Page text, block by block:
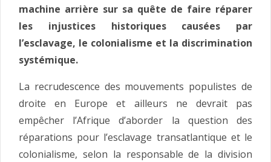
machine arrière sur sa quête de faire réparer
les injustices historiques causées par
l’esclavage, le colonialisme et la discrimination
systémique.
La recrudescence des mouvements populistes de
droite en Europe et ailleurs ne devrait pas
empêcher l’Afrique d’aborder la question des
réparations pour l’esclavage transatlantique et le
colonialisme, selon la responsable de la division